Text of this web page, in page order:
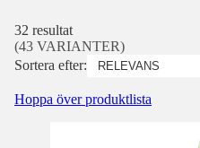
32 resultat
(43 VARIANTER)
Sortera efter:
Hoppa över produktlista